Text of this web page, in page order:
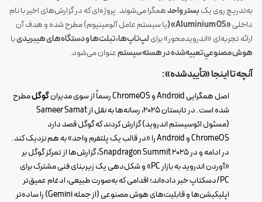
به‌تدریج روی یکبستر واحدهمگرا می‌شوند. پروژه‌ای که در گزارش‌های اخیر با نام
داخلی«Aluminium OS» (
یا سیستم عامل آلومینیوم) مطرح شده و هدف آن
ارائه تجربه‌ای «اندرویدمحور» برایلپ‌تاپ‌ها، تبلت‌ها و دستگاه‌های هیبریدیبا
هوش مصنوعیِ تعبیه‌شده در هسته سیستمعنوان می‌شود.
آنچه تا اینجا «تأییدشده» :
اصل همگرایی Android و ChromeOS رسماً از سوی مدیران گوگلمطرح
شده است. در تابستان ۲۰۲۵، رسانه‌ها به نقل از Sameer Samat
(مسئول اکوسیستم اندروید) گزارش کردند که گوگل قصد دارد
ChromeOS و Android را «در قالب یک پلتفرم واحد» به هم نزدیک کند.
در ادامه و در Snapdragon Summit 2025، گزارش‌ها از تمرکز گوگل بر
«آوردن اندروید به بازار PC» و شکل‌دهی یک زیربنای فنی مشترک برای
PC/دسکتاپ خبر داده‌اند؛ اقدامی که به‌صورت طبیعی، ادغام عمیق‌تر
اپلیکیشن‌ها و قابلیت‌های هوش مصنوعی (از جمله Gemini) را ساده‌تر